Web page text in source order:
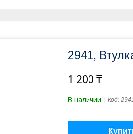
2941,
1 200 ₸
В наличии Код: